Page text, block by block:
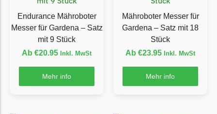
Ferrex Messer
Begrenzungsdraht
Begrenzungsdraht
Endurance Mähroboter
Messer für Gardena – Satz
mit 9 Stück
Ab €20.95 Inkl. MwSt
Mehr info
Mähroboter Messer für
Gardena – Satz mit 18
Stück
Ab €23.95 Inkl. MwSt
Mehr info